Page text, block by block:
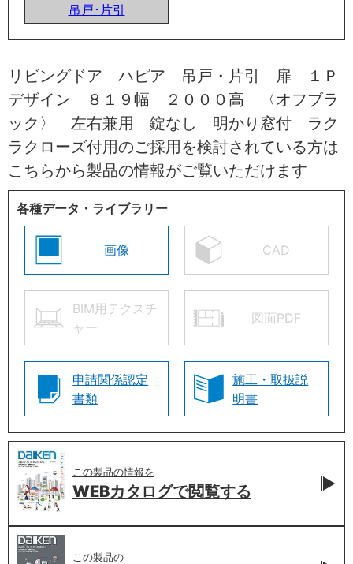
吊戸･片引
リビングドア ハピア 吊戸・片引 扉 １Ｐ
デザイン ８１９幅 ２０００高 〈オフブラ
ック〉 左右兼用 錠なし 明かり窓付 ラク
ラクローズ付用のご採用を検討されている方は
こちらから製品の情報がご覧いただけます
各種データ・ライブラリー
画像 CAD
BIM用テクスチ
ャー
図面PDF
申請関係認定
書類
施工・取扱説
明書
この製品の情報を
WEBカタログで閲覧する
この製品の